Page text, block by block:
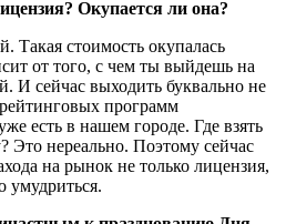
Окупается ли она?
Такая стоимость окупалась
от того, с чем ты выйдешь на
И сейчас выходить буквально не
программ
есть в нашем городе. Где взять
Это нереально. Поэтому сейчас
на рынок не только лицензия,
умудриться.